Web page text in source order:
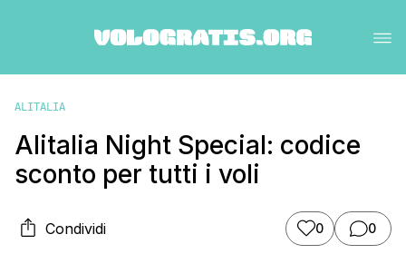
ALITALIA
Alitalia Night Special: codice
sconto per tutti i voli
Condividi 0 0